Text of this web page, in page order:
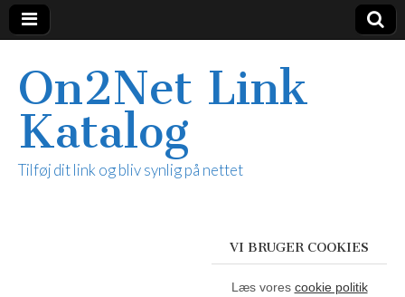
On2Net Link
Katalog
Tilføj dit link og bliv synlig på nettet
VI BRUGER COOKIES
Læs vores cookie politik